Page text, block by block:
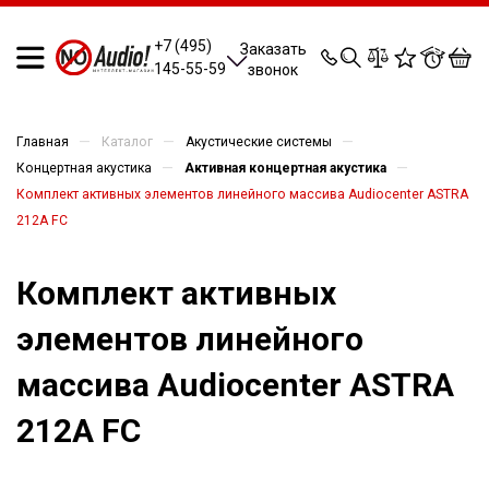
+7 (495)
145-55-59
Заказать
звонок
0 0 0 0
Главная — Каталог — Акустические системы —
Концертная акустика — Активная концертная акустика —
Комплект активных элементов линейного массива Audiocenter ASTRA
212A FC
Комплект активных
элементов линейного
массива Audiocenter ASTRA
212A FC